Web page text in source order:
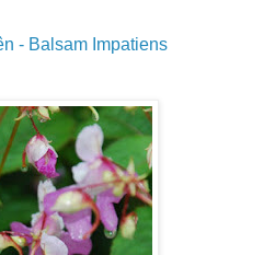
- Balsam Impatiens